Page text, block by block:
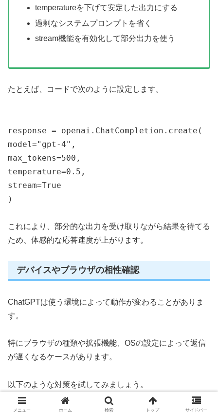
temperatureを下げて安定した出力にする
過剰なシステムプロンプトを省く
stream機能を有効化して部分出力を使う
たとえば、コードで次のように設定します。
response = openai.ChatCompletion.create(
model="gpt-4",
max_tokens=500,
temperature=0.5,
stream=True
)
これにより、部分的な出力を受け取りながら結果を待てる
ため、体感的な応答速度が上がります。
デバイスやブラウザの相性確認
ChatGPTは使う環境によって動作が変わることがありま
す。
特にブラウザの種類や拡張機能、OSの設定によって返信
が遅くなるケースがあります。
以下のような対策を試してみましょう。
メニュー ホーム 検索 トップ サイドバー